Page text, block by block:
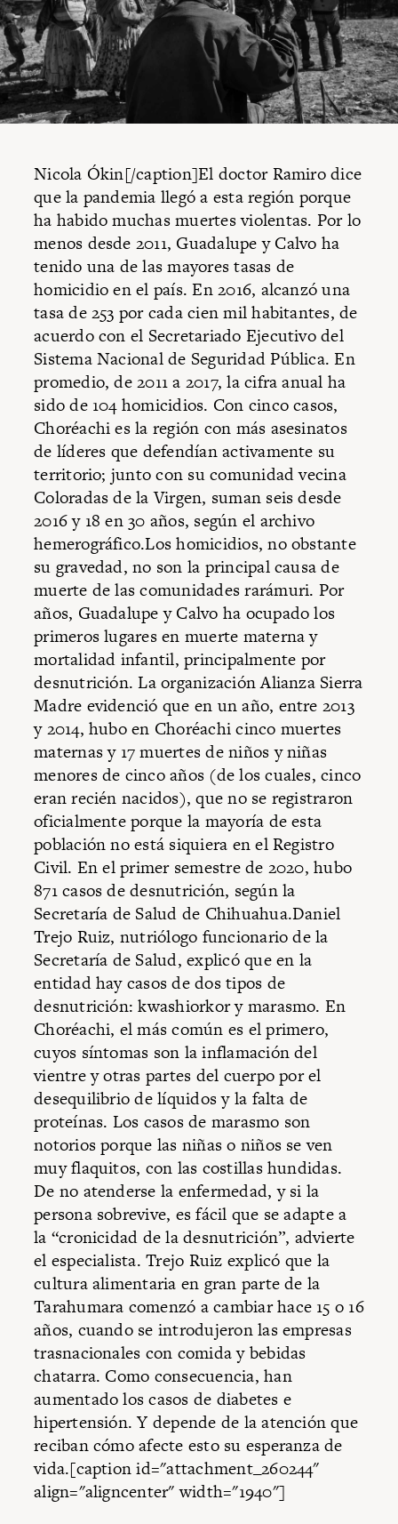
Nicola Ókin[/caption]El doctor Ramiro dice
que la pandemia llegó a esta región porque
ha habido muchas muertes violentas. Por lo
menos desde 2011, Guadalupe y Calvo ha
tenido una de las mayores tasas de
homicidio en el país. En 2016, alcanzó una
tasa de 253 por cada cien mil habitantes, de
acuerdo con el Secretariado Ejecutivo del
Sistema Nacional de Seguridad Pública. En
promedio, de 2011 a 2017, la cifra anual ha
sido de 104 homicidios. Con cinco casos,
Choréachi es la región con más asesinatos
de líderes que defendían activamente su
territorio; junto con su comunidad vecina
Coloradas de la Virgen, suman seis desde
2016 y 18 en 30 años, según el archivo
hemerográfico.Los homicidios, no obstante
su gravedad, no son la principal causa de
muerte de las comunidades rarámuri. Por
años, Guadalupe y Calvo ha ocupado los
primeros lugares en muerte materna y
mortalidad infantil, principalmente por
desnutrición. La organización Alianza Sierra
Madre evidenció que en un año, entre 2013
y 2014, hubo en Choréachi cinco muertes
maternas y 17 muertes de niños y niñas
menores de cinco años (de los cuales, cinco
eran recién nacidos), que no se registraron
oficialmente porque la mayoría de esta
población no está siquiera en el Registro
Civil. En el primer semestre de 2020, hubo
871 casos de desnutrición, según la
Secretaría de Salud de Chihuahua.Daniel
Trejo Ruiz, nutriólogo funcionario de la
Secretaría de Salud, explicó que en la
entidad hay casos de dos tipos de
desnutrición: kwashiorkor y marasmo. En
Choréachi, el más común es el primero,
cuyos síntomas son la inflamación del
vientre y otras partes del cuerpo por el
desequilibrio de líquidos y la falta de
proteínas. Los casos de marasmo son
notorios porque las niñas o niños se ven
muy flaquitos, con las costillas hundidas.
De no atenderse la enfermedad, y si la
persona sobrevive, es fácil que se adapte a
la “cronicidad de la desnutrición”, advierte
el especialista. Trejo Ruiz explicó que la
cultura alimentaria en gran parte de la
Tarahumara comenzó a cambiar hace 15 o 16
años, cuando se introdujeron las empresas
trasnacionales con comida y bebidas
chatarra. Como consecuencia, han
aumentado los casos de diabetes e
hipertensión. Y depende de la atención que
reciban cómo afecte esto su esperanza de
vida.[caption id="attachment_260244"
align="aligncenter" width="1940"]